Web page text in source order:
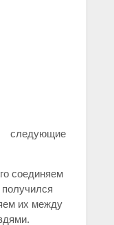
следующие
соединяем
их между